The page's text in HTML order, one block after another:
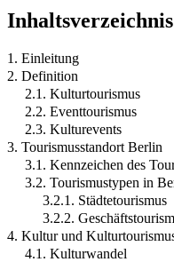
Inhaltsverzeichnis
1. Einleitung
2. Definition
2.1. Kulturtourismus
2.2. Eventtourismus
2.3. Kulturevents
3. Tourismusstandort Berlin
3.1. Kennzeichen des
3.2. Tourismustypen in
3.2.1. Städtetourismus
3.2.2.
4. Kultur und
4.1. Kulturwandel